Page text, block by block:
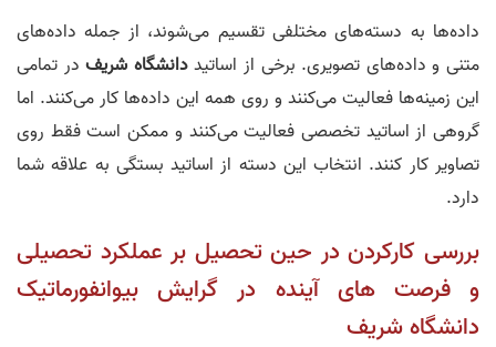
داده‌ها به دسته‌های مختلفی تقسیم می‌شوند، از جمله داده‌های
متنی و داده‌های تصویری. برخی از اساتیددانشگاه شریفدر تمامی
این زمینه‌ها فعالیت می‌کنند و روی همه این داده‌ها کار می‌کنند. اما
گروهی از اساتید تخصصی فعالیت می‌کنند و ممکن است فقط روی
تصاویر کار کنند. انتخاب این دسته از اساتید بستگی به علاقه شما
دارد.
بررسی کارکردن در حین تحصیل بر عملکرد تحصیلی
و فرصت‌ های آینده در گرایش بیوانفورماتیک
دانشگاه شریف